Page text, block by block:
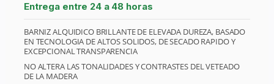
Entrega entre 24 a 48 horas
BARNIZ ALQUIDICO BRILLANTE DE ELEVADA DUREZA, BASADO
EN TECNOLOGIA DE ALTOS SOLIDOS, DE SECADO RAPIDO Y
EXCEPCIONAL TRANSPARENCIA
NO ALTERA LAS TONALIDADES Y CONTRASTES DEL VETEADO
DE LA MADERA